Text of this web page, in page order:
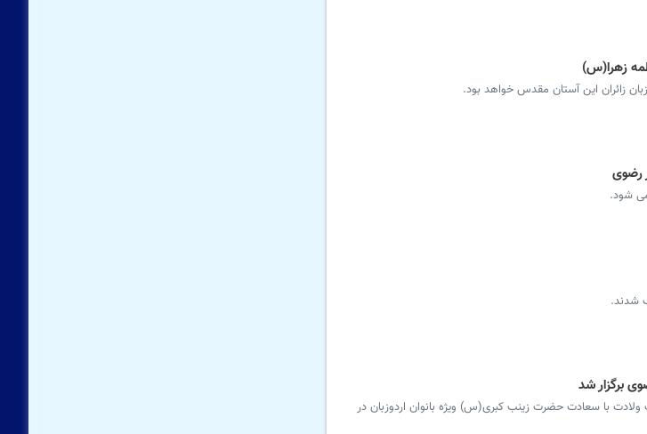
زهرا(س)
زائران این آستان مقدس خواهد بود.
رضوی
می شود.
برگزار شد
با سعادت حضرت زینب کبری(س) ویژه بانوان اردوزبان در